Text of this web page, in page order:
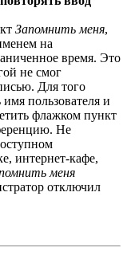
Запомнить меня,
на
время. Это
не смог
Для того
пользователя и
флажком пункт
Не
интернет-кафе,
меня
отключил